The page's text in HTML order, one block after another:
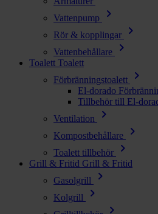
Vattenpump chevron_right
Rör & kopplingar chevron_right
Vattenbehållare chevron_right
Toalett Toalett
Förbränningstoalett
chevron_right
El-dorado
Tillbehör till El-
Ventilation
chevron_right
Kompostbehållare chevron_right
Toalett tillbehör chevron_right
Grill & Fritid Grill & Fritid
Gasolgrill
chevron_right
Kolgrill chevron_right
chevron_right